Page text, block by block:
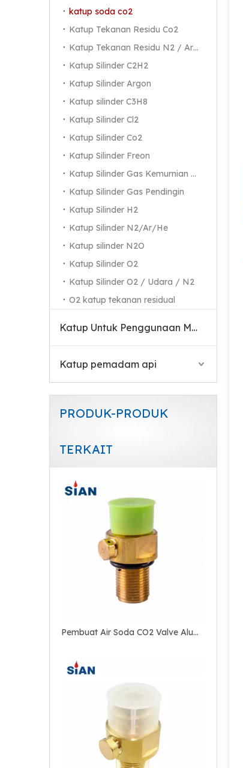
katup soda co2
Katup Tekanan Residu Co2
Katup Tekanan Residu N2 / Ar / He
Katup Silinder C2H2
Katup Silinder Argon
Katup silinder C3H8
Katup Silinder Cl2
Katup Silinder Co2
Katup Silinder Freon
Katup Silinder Gas Kemurnian Tinggi
Katup Silinder Gas Pendingin
Katup Silinder H2
Katup Silinder N2/Ar/He
Katup silinder N2O
Katup Silinder O2
Katup Silinder O2 / Udara / N2
O2 katup tekanan residual
Katup Untuk Penggunaan Medis
Katup pemadam api
PRODUK-PRODUK
TERKAIT
Pembuat Air Soda CO2 Valve Aluminium Bottle Valve